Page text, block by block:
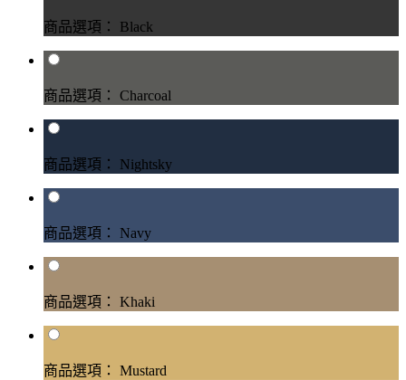
商品選項： Black
商品選項： Charcoal
商品選項： Nightsky
商品選項： Navy
商品選項： Khaki
商品選項： Mustard